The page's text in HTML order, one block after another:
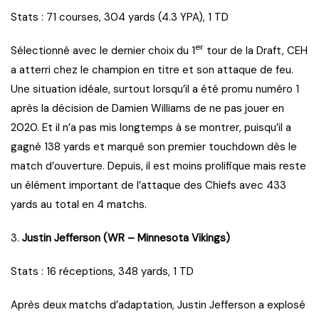
Stats : 71 courses, 304 yards (4.3 YPA), 1 TD
Sélectionné avec le dernier choix du 1er tour de la Draft, CEH
a atterri chez le champion en titre et son attaque de feu.
Une situation idéale, surtout lorsqu’il a été promu numéro 1
après la décision de Damien Williams de ne pas jouer en
2020. Et il n’a pas mis longtemps à se montrer, puisqu’il a
gagné 138 yards et marqué son premier touchdown dès le
match d’ouverture. Depuis, il est moins prolifique mais reste
un élément important de l’attaque des Chiefs avec 433
yards au total en 4 matchs.
3. Justin Jefferson (WR – Minnesota Vikings)
Stats : 16 réceptions, 348 yards, 1 TD
Après deux matchs d’adaptation, Justin Jefferson a explosé